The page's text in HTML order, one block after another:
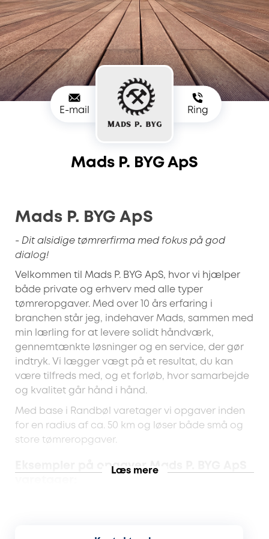
E-mail Ring
Mads P. BYG ApS
Mads P. BYG ApS
- Dit alsidige tømrerfirma med fokus på god
dialog!
Velkommen til Mads P. BYG ApS, hvor vi hjælper
både private og erhverv med alle typer
tømreropgaver. Med over 10 års erfaring i
branchen står jeg, indehaver Mads, sammen med
min lærling for at levere solidt håndværk,
gennemtænkte løsninger og en service, der gør
indtryk. Vi lægger vægt på et resultat, du kan
være tilfreds med, og et forløb, hvor samarbejde
og kvalitet går hånd i hånd.
Med base i Randbøl varetager vi opgaver inden
for en radius af ca. 50 km og løser både små og
store tømreropgaver.
Eksempler på opgaver Mads P. BYG ApS
Læs mere